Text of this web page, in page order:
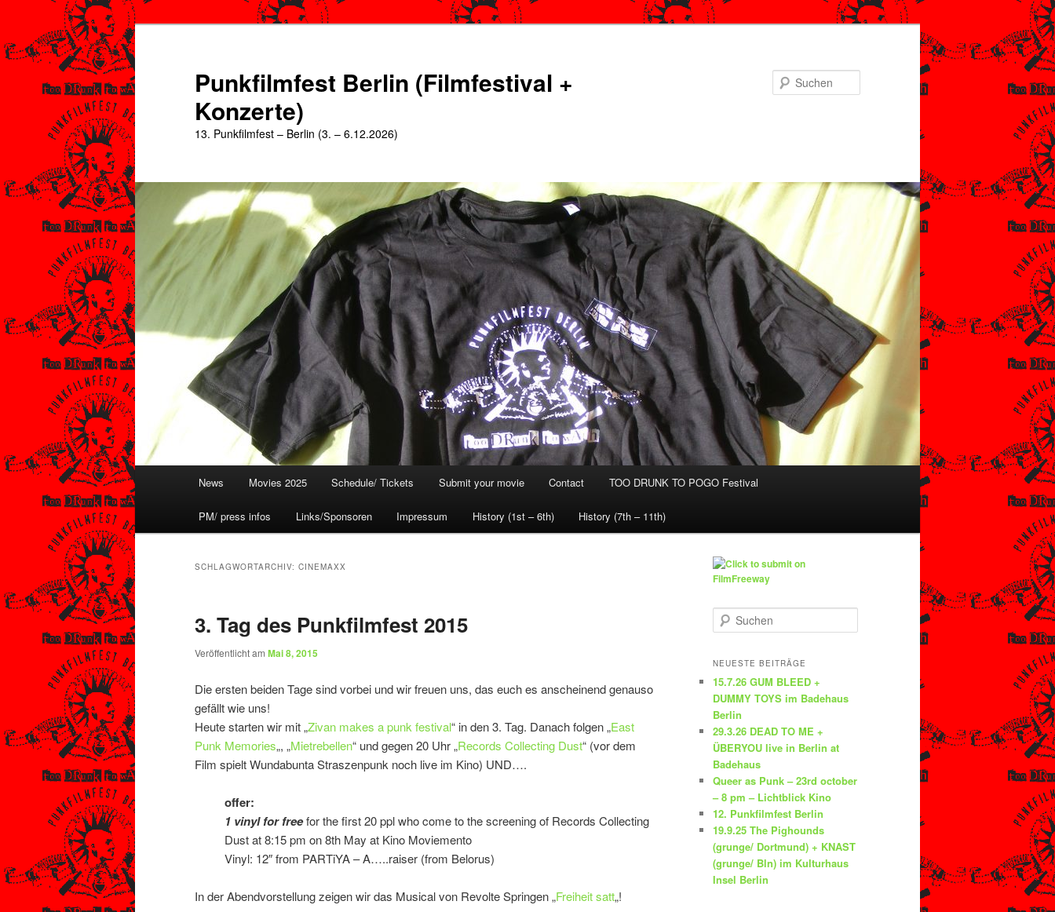
primären
springen
sekundären
springen
Punkfilmfest Berlin (Filmfestival +
Konzerte)
13. Punkfilmfest – Berlin (3. – 6.12.2026)
News Movies 2025 Schedule/ Tickets Submit your movie Contact TOO DRUNK TO POGO Festival
PM/ press infos Links/Sponsoren Impressum History (1st – 6th) History (7th – 11th)
SCHLAGWORTARCHIV: CINEMAXX
3. Tag des Punkfilmfest 2015
Veröffentlicht am Mai 8, 2015
Die ersten beiden Tage sind vorbei und wir freuen uns, das euch es anscheinend genauso
gefällt wie uns!
Heute starten wir mit „Zivan makes a punk festival“ in den 3. Tag. Danach folgen „East
Punk Memories„, „Mietrebellen“ und gegen 20 Uhr „Records Collecting Dust“ (vor dem
Film spielt Wundabunta Straszenpunk noch live im Kino) UND….
offer:
1 vinyl for freefor the first 20 ppl who come to the screening of Records Collecting
Dust at 8:15 pm on 8th May at Kino Moviemento
Vinyl: 12″ from PARTiYA – A…..raiser (from Belorus)
In der Abendvorstellung zeigen wir das Musical von Revolte Springen „Freiheit satt„!
u
h
n
NEUESTE BEITRÄGE
15.7.26 GUM BLEED +
DUMMY TOYS im Badehaus
Berlin
29.3.26 DEAD TO ME +
ÜBERYOU live in Berlin at
Badehaus
Queer as Punk – 23rd october
– 8 pm – Lichtblick Kino
12. Punkfilmfest Berlin
19.9.25 The Pighounds
(grunge/ Dortmund) + KNAST
(grunge/ Bln) im Kulturhaus
Insel Berlin